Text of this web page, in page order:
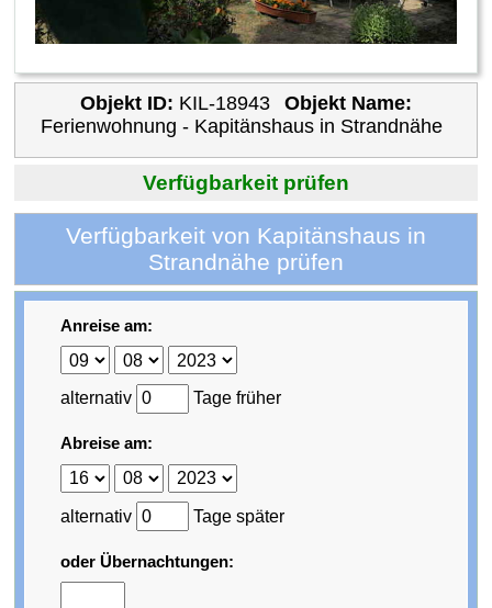
Objekt ID: KIL-18943
Objekt Name:
Ferienwohnung - Kapitänshaus in Strandnähe
Verfügbarkeit prüfen
Verfügbarkeit von Kapitänshaus in
Strandnähe prüfen
Anreise am:
alternativ Tage früher
Abreise am:
alternativ Tage später
oder Übernachtungen: